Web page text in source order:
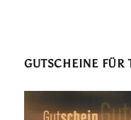
GUTSCHEINE FÜR